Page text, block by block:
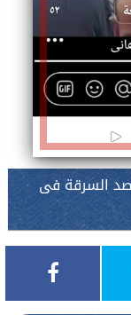
السرقة فى